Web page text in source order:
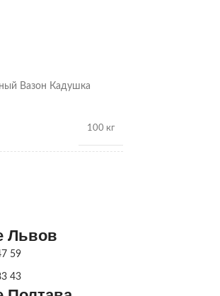
Вазон Кадушка
100 кг
Львов
59
43